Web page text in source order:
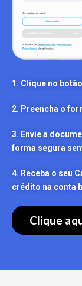
1. Clique no
2. Preencha o
3. Envie a
forma segura
4. Receba o seu
crédito na conta
Clique